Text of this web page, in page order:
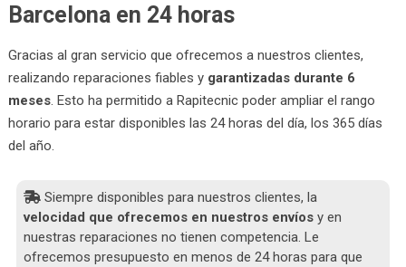
Barcelona en 24 horas
Gracias al gran servicio que ofrecemos a nuestros clientes,
realizando reparaciones fiables y garantizadas durante 6
meses. Esto ha permitido a Rapitecnic poder ampliar el rango
horario para estar disponibles las 24 horas del día, los 365 días
del año.
Siempre disponibles para nuestros clientes, la
velocidad que ofrecemos en nuestros envíos y en
nuestras reparaciones no tienen competencia. Le
ofrecemos presupuesto en menos de 24 horas para que